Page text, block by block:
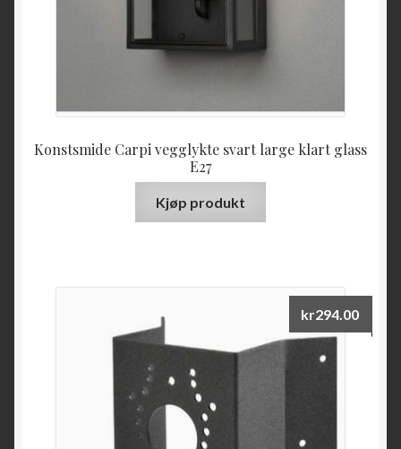
Konstsmide Carpi vegglykte svart large klart glass
E27
Kjøp produkt
kr294.00